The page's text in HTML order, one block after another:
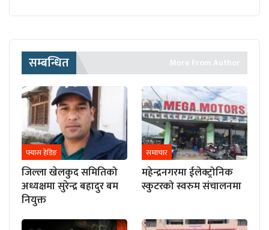
सम्बन्धित More From Author
फ्यास हेडिङ
जिल्ला खेलकुद समितिको
अध्यक्षमा सुरेन्द्र बहादुर बम
नियुक्त
समाचार
महेन्द्रनगरमा ईलेक्ट्रोनिक
स्कुटरको स्वरुम संचालनमा